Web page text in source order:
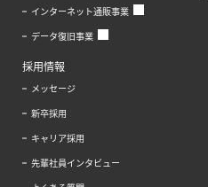
インターネット通販事業
データ復旧事業
採用情報
メッセージ
新卒採用
キャリア採用
先輩社員インタビュー